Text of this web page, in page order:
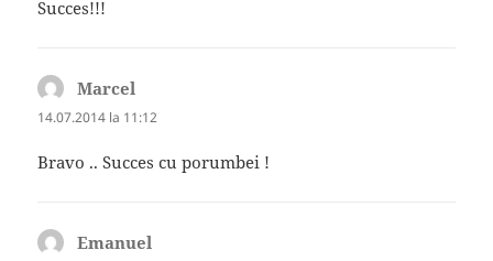
Succes!!!
Marcel
14.07.2014 la 11:12
Bravo .. Succes cu porumbei !
Emanuel